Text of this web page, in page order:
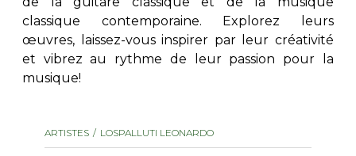
PARTITIONS POUR ENSEMBLES
Concerto pour
Guitare et un autre
Musique de chambre
classique contemporaine. Explorez leurs
œuvres, laissez-vous inspirer par leur créativité
et vibrez au rythme de leur passion pour la
musique!
ARTISTES LOSPALLUTI LEONARDO